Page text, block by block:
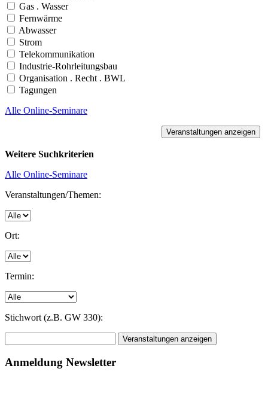
Gas . Wasser
Fernwärme
Abwasser
Strom
Telekommunikation
Industrie-Rohrleitungsbau
Organisation . Recht . BWL
Tagungen
Alle Online-Seminare
Weitere Suchkriterien
Alle Online-Seminare
Veranstaltungen/Themen:
Ort:
Termin:
Stichwort (z.B. GW 330):
Anmeldung Newsletter